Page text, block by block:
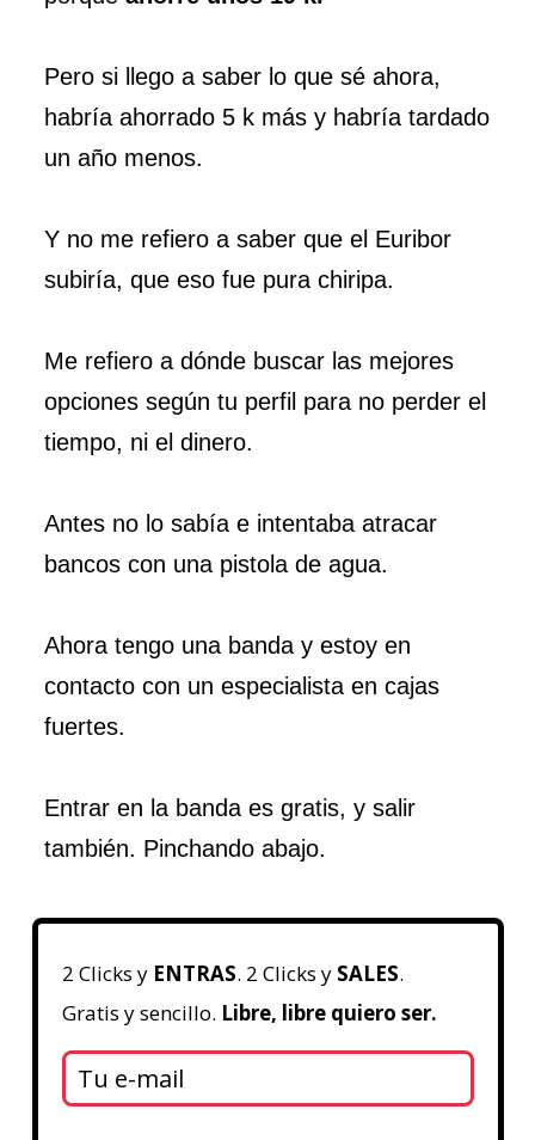
Pero si llego a saber lo que sé ahora,
habría ahorrado 5 k más y habría tardado
un año menos.
Y no me refiero a saber que el Euribor
subiría, que eso fue pura chiripa.
Me refiero a dónde buscar las mejores
opciones según tu perfil para no perder el
tiempo, ni el dinero.
Antes no lo sabía e intentaba atracar
bancos con una pistola de agua.
Ahora tengo una banda y estoy en
contacto con un especialista en cajas
fuertes.
Entrar en la banda es gratis, y salir
también. Pinchando abajo.
2 Clicks y ENTRAS. 2 Clicks y SALES.
Gratis y sencillo. Libre, libre quiero ser.